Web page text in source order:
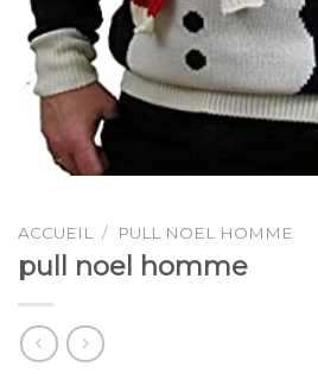
ACCUEIL / PULL NOEL HOMME
pull noel homme